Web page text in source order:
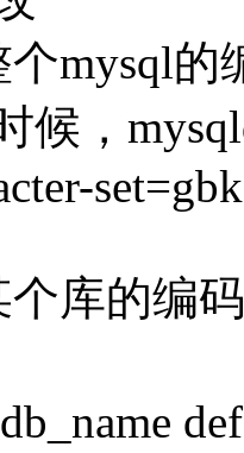
mysql
候，
库的编